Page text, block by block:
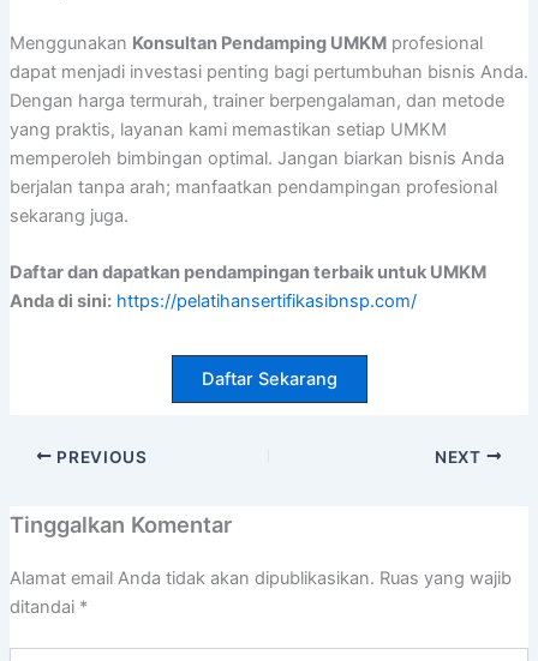
Menggunakan Konsultan Pendamping UMKMprofesional
dapat menjadi investasi penting bagi pertumbuhan bisnis Anda.
Dengan harga termurah, trainer berpengalaman, dan metode
yang praktis, layanan kami memastikan setiap UMKM
memperoleh bimbingan optimal. Jangan biarkan bisnis Anda
berjalan tanpa arah; manfaatkan pendampingan profesional
sekarang juga.
Daftar dan dapatkan pendampingan terbaik untuk UMKM
Anda di sini: https://pelatihansertifikasibnsp.com/
Daftar Sekarang
PREVIOUS NEXT
Tinggalkan Komentar
Alamat email Anda tidak akan dipublikasikan. Ruas yang wajib
ditandai *